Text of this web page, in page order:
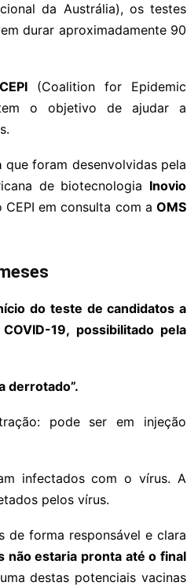
da Austrália), os testes
durar aproximadamente 90
CEPI(Coalition for Epidemic
o objetivo de ajudar a
que foram desenvolvidas pela
de biotecnologia Inovio
em consulta com a OMS
do teste de candidatos a
19, possibilitado pela
derrotado”.
pode ser em injeção
infectados com o vírus. A
pelos vírus.
de forma responsável e clara
não estaria pronta até o final
destas potenciais vacinas